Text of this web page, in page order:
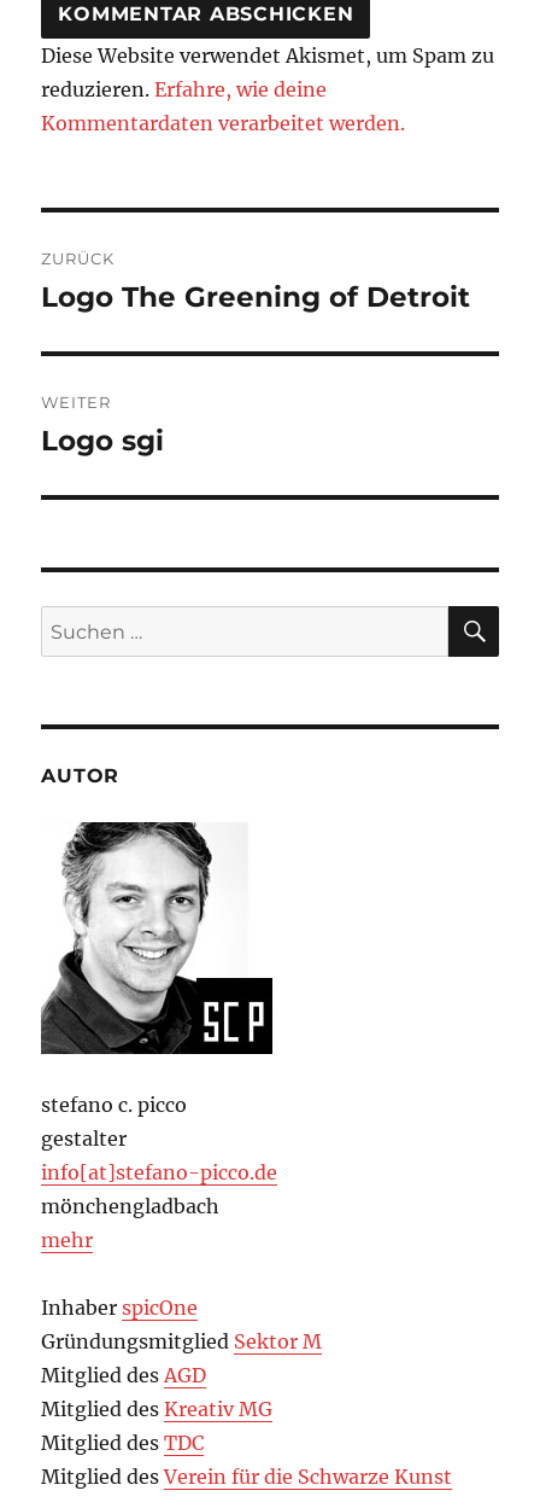
Diese Website verwendet Akismet, um Spam zu
reduzieren.Erfahre, wie deine
Kommentardaten verarbeitet werden.
ZURÜCK
Vorheriger
Logo The Greening of Detroit
WEITER
Nächster
Logo sgi
Suchen
nach:
AUTOR
stefano c. picco
gestalter
info[at]stefano-picco.de
mönchengladbach
mehr
InhaberspicOne
Gründungsmitglied Sektor M
Mitglied desAGD
Mitglied desKreativ MG
Mitglied desTDC
Mitglied desVerein für die Schwarze Kunst